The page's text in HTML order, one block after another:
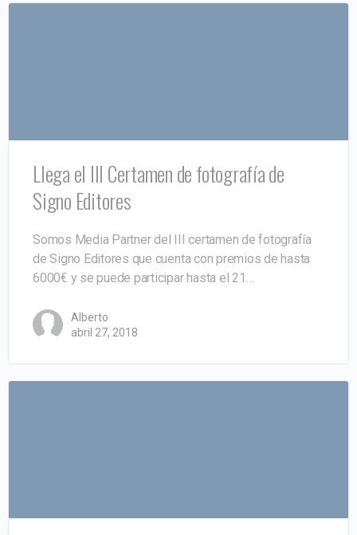
Llega el III Certamen de fotografía de
Signo Editores
Somos Media Partner del III certamen de fotografía
de Signo Editores que cuenta con premios de hasta
6000€ y se puede participar hasta el 21…
Alberto
abril 27, 2018